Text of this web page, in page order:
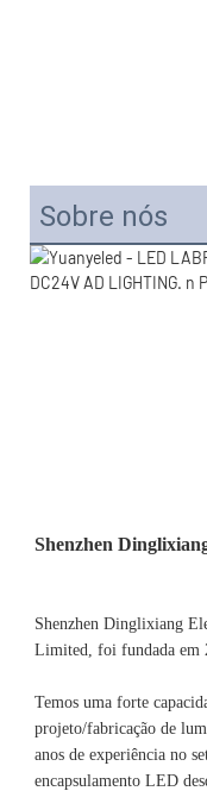
Sobre nós
Shenzhen Dinglixiang
Limited, foi fundada em
Temos uma forte
projeto/fabricação de
anos de experiência no
encapsulamento LED